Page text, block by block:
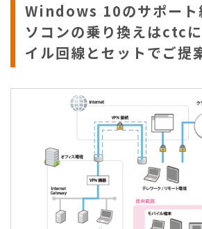
Windows 10のサポート
ソコンの乗り換えはctc
イル回線とセットでご提